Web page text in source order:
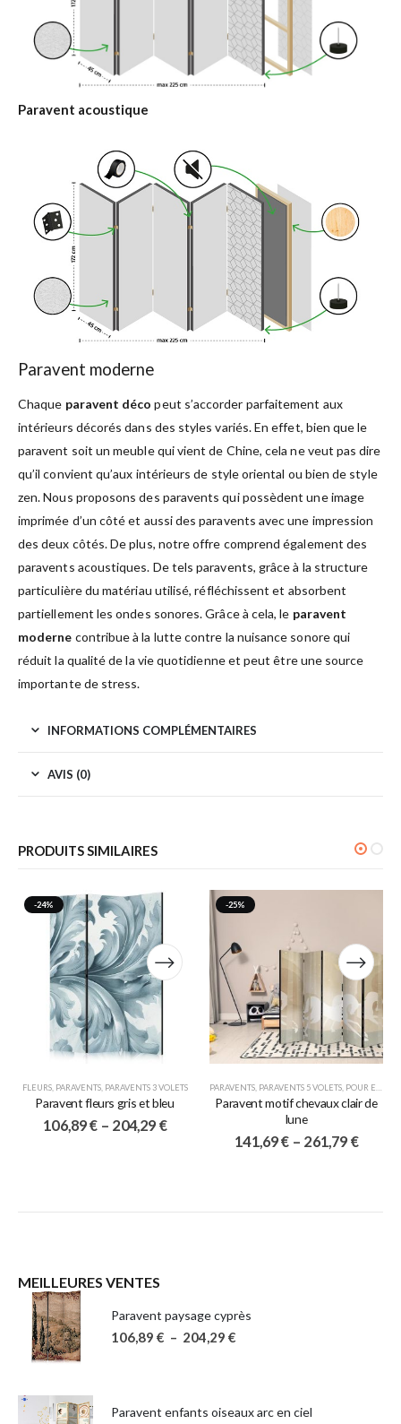
Paravent acoustique
Paravent moderne
Chaque paravent déco peut s’accorder parfaitement aux
intérieurs décorés dans des styles variés. En effet, bien que le
paravent soit un meuble qui vient de Chine, cela ne veut pas dire
qu’il convient qu’aux intérieurs de style oriental ou bien de style
zen. Nous proposons des paravents qui possèdent une image
imprimée d’un côté et aussi des paravents avec une impression
des deux côtés. De plus, notre offre comprend également des
paravents acoustiques. De tels paravents, grâce à la structure
particulière du matériau utilisé, réfléchissent et absorbent
partiellement les ondes sonores. Grâce à cela, le paravent
moderne contribue à la lutte contre la nuisance sonore qui
réduit la qualité de la vie quotidienne et peut être une source
importante de stress.
INFORMATIONS COMPLÉMENTAIRES
AVIS (0)
PRODUITS SIMILAIRES
-24%
FLEURS, PARAVENTS, PARAVENTS 3 VOLETS
Paravent fleurs gris et bleu
106,89€ – 204,29 €
-25%
PARAVENTS PARAVENTS 5 VOLETS POUR ENFANTS
Paravent motif chevaux clair de
lune
141,69€ – 261,79 €
MEILLEURES VENTES
Paravent paysage cyprès
106,89 € – 204,29 €
Paravent enfants oiseaux arc en ciel